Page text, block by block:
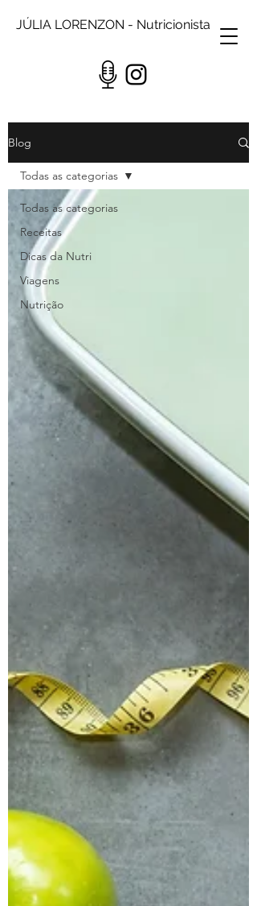
JÚLIA LORENZON - Nutricionista
Blog
Todas as categorias
Receitas
Dicas da Nutri
Viagens
Nutrição
Todas as categorias